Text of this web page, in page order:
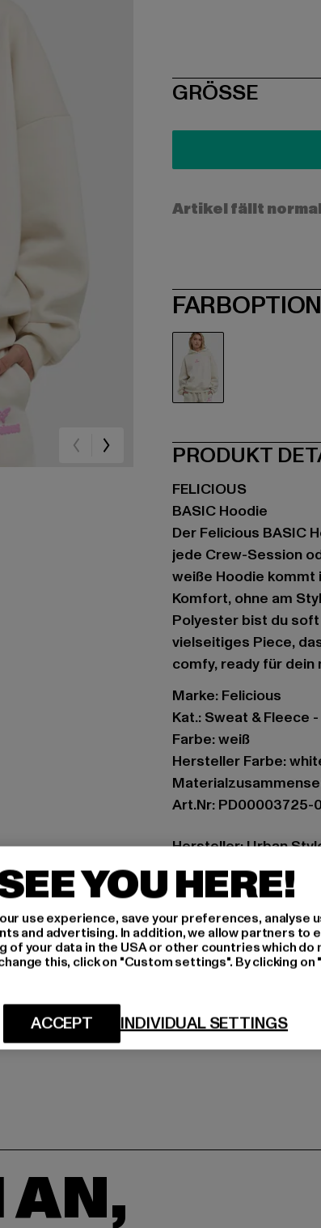
SIZE
GRÖSSE
Artikel fällt
PRODUKT
FELICIOUS
BASIC Hoodie
Der Felicious BASIC
jede Crew-Session
weiße Hoodie
Komfort, ohne am
Polyester bist du
vielseitiges Piece,
comfy, ready für
Marke: Felicious
Kat.: Sweat & Fleece
Farbe: weiß
Hersteller Farbe:
Art.Nr: PD00003725-
Hersteller: Urban
Schanzenstraße 41 |
GRÖSSE
LIEFERUNG &
AN,
YOU HERE!
use experience, save your preferences, analyse
and advertising. In addition, we allow partners to
of your data in the USA or other countries which do
this, click on "Custom settings". By clicking
INDIVIDUAL SETTINGS
ACCEPT